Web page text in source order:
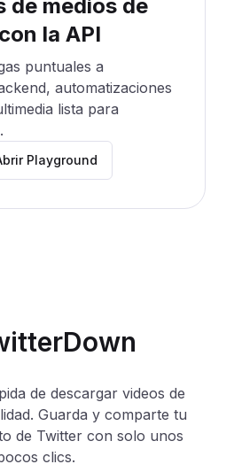
de medios de
la API
puntuales a
automatizaciones
lista para
Playground
de descargar videos de
Guarda y comparte tu
de Twitter con solo unos
clics.